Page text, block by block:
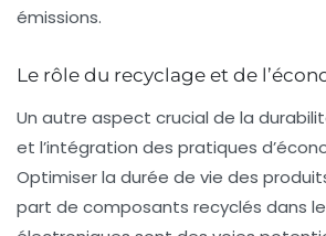
émissions.
Le rôle du recyclage et de
Un autre aspect crucial de la
et l’intégration des pratiques d’
Optimiser la durée de vie des
part de composants recyclés dans